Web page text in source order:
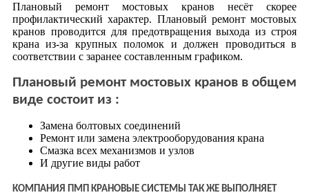
Плановый ремонт мостовых кранов несёт скорее
профилактический характер. Плановый ремонт мостовых
кранов проводится для предотвращения выхода из строя
крана из-за крупных поломок и должен проводиться в
соответствии с заранее составленным графиком.
Плановый ремонт мостовых кранов в общем
виде состоит из :
Замена болтовых соединений
Ремонт или замена электрооборудования крана
Смазка всех механизмов и узлов
И другие виды работ
КОМПАНИЯ ПМП КРАНОВЫЕ СИСТЕМЫ ТАК ЖЕ ВЫПОЛНЯЕТ